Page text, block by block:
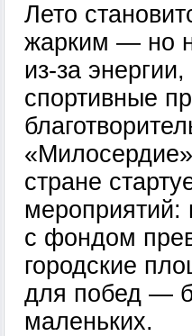
Лето
жарким — но
из-за
спортивные
стране
мероприятий:
с фондом
городские
для побед —
маленьких.